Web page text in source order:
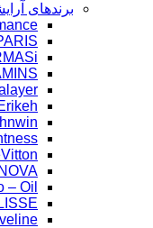
برندهای
– Oil